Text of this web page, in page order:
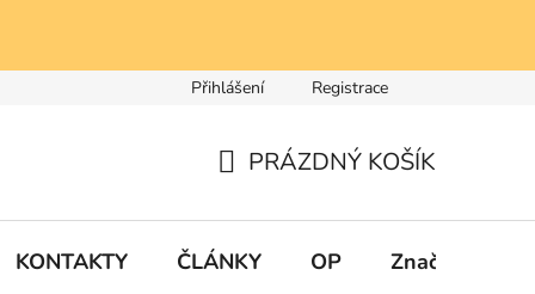
Přihlášení Registrace
KOŠÍK
PRÁZDNÝ KOŠÍK
KONTAKTY ČLÁNKY OP Značky